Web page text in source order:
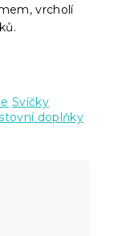
vrcholí
Svíčky
doplňky